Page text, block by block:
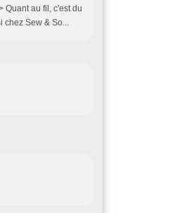
Quant au fil, c'est du
Sew & So...